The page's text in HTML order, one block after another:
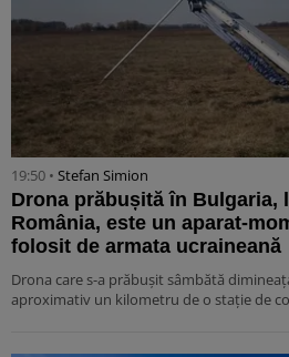
19:50 • Stefan Simion
Drona prăbușită în Bulgaria,
România, este un aparat-
folosit de armata ucraineană
Drona care s-a prăbușit sâmbătă
aproximativ un kilometru de o stație de